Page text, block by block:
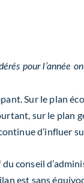
pour
Sur le plan
sur le plan
du conseil
est sans